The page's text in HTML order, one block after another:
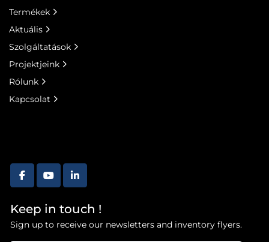
facebookyoutubelinkedin
Keep in touch !
Sign up to receive our newsletters and inventory flyers.
Termékek
Aktuális
Szolgáltatások
Projektjeink
Rólunk
Kapcsolat